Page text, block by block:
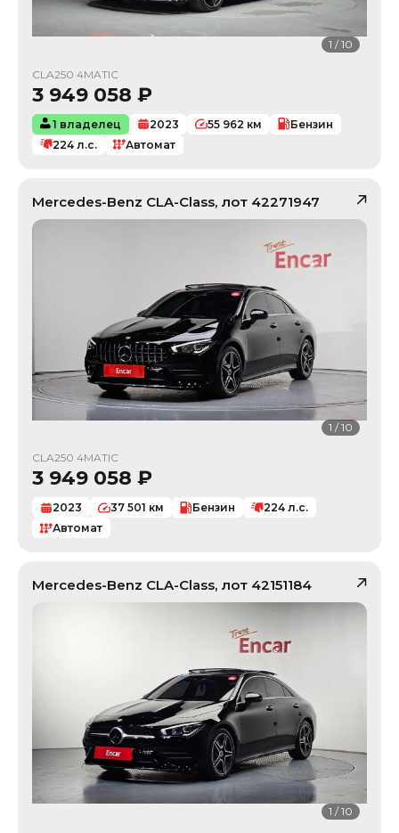
1 /10
CLA250 4MATIC
3 949 058 ₽
1 владелец 2023 55 962 км
Бензин
224 л.с. Автомат
Mercedes-Benz CLA-Class, лот 42271947
1 /10
CLA250 4MATIC
3 949 058 ₽
2023 37 501 км Бензин 224 л.с.
Автомат
Mercedes-Benz CLA-Class, лот 42151184
1 /10